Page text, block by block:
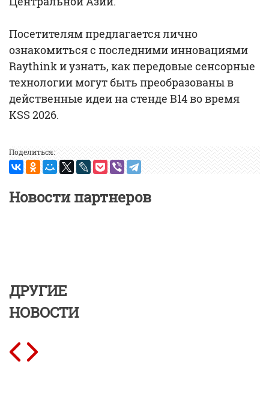
Посетителям предлагается лично
ознакомиться с последними инновациями
Raythink и узнать, как передовые сенсорные
технологии могут быть преобразованы в
действенные идеи на стенде B14 во время
KSS 2026.
Поделиться:
Новости партнеров
ДРУГИЕ
НОВОСТИ